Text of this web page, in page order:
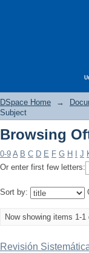
DSpace Home →
Subject
Browsing
0-9 A B C D E F G H J
Or enter first few letters:
Sort by:
Now showing items 1-1
Revisión